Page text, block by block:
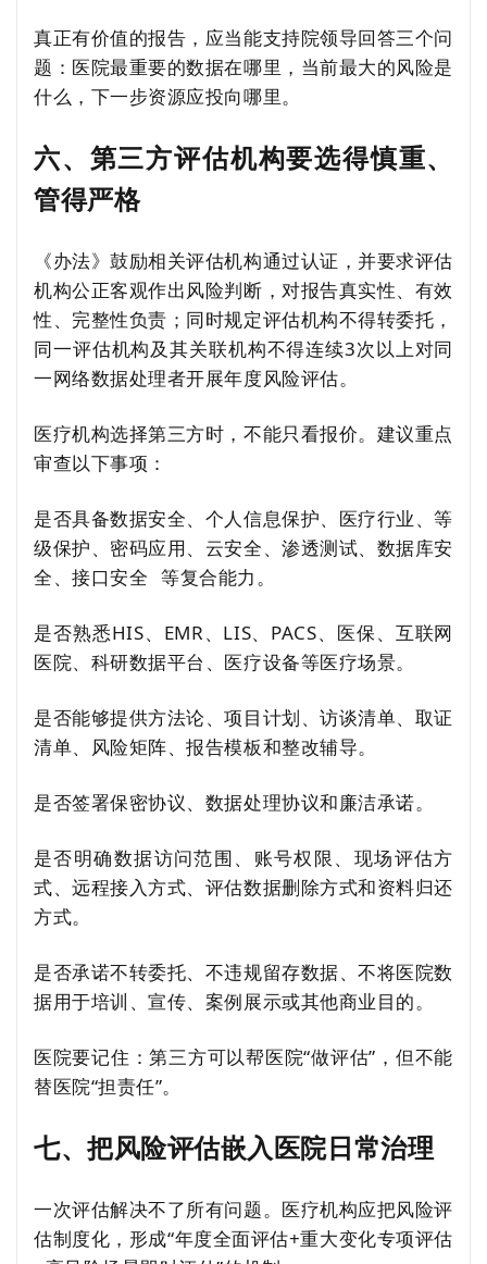
真正有价值的报告，应当能支持院领导回答三个问
题：医院最重要的数据在哪里，当前最大的风险是
什么，下一步资源应投向哪里。
六、第三方评估机构要选得慎重、
管得严格
《办法》鼓励相关评估机构通过认证，并要求评估
机构公正客观作出风险判断，对报告真实性、有效
性、完整性负责；同时规定评估机构不得转委托，
同一评估机构及其关联机构不得连续3次以上对同
一网络数据处理者开展年度风险评估。
医疗机构选择第三方时，不能只看报价。建议重点
审查以下事项：
是否具备数据安全、个人信息保护、医疗行业、等
级保护、密码应用、云安全、渗透测试、数据库安
全、接口安全 等复合能力。
是否熟悉HIS、EMR、LIS、PACS、医保、互联网
医院、科研数据平台、医疗设备等医疗场景。
是否能够提供方法论、项目计划、访谈清单、取证
清单、风险矩阵、报告模板和整改辅导。
是否签署保密协议、数据处理协议和廉洁承诺。
是否明确数据访问范围、账号权限、现场评估方
式、远程接入方式、评估数据删除方式和资料归还
方式。
是否承诺不转委托、不违规留存数据、不将医院数
据用于培训、宣传、案例展示或其他商业目的。
医院要记住：第三方可以帮医院“做评估”，但不能
替医院“担责任”。
七、把风险评估嵌入医院日常治理
一次评估解决不了所有问题。医疗机构应把风险评
估制度化，形成“年度全面评估+重大变化专项评估